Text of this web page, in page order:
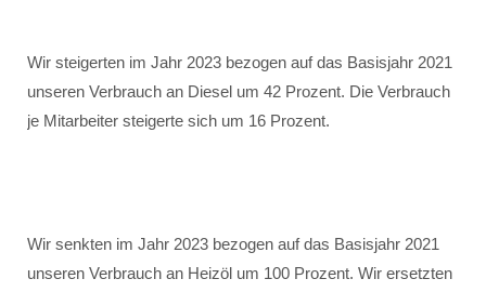
Wir steigerten im Jahr 2023 bezogen auf das Basisjahr 2021
unseren Verbrauch an Diesel um 42 Prozent. Die Verbrauch
je Mitarbeiter steigerte sich um 16 Prozent.
Wir senkten im Jahr 2023 bezogen auf das Basisjahr 2021
unseren Verbrauch an Heizöl um 100 Prozent. Wir ersetzten